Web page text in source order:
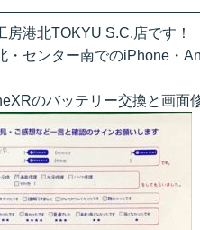
房港北TOKYU S.C.店です！
・センター南でのiPhone・
のバッテリー交換と画面